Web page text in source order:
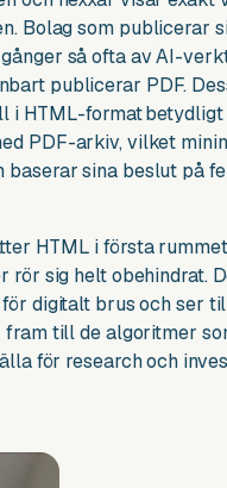
Bolag som publicerar
så ofta av AI-
publicerar PDF.
i HTML-format
PDF-arkiv, vilket
baserar sina beslut på
HTML i första
rör sig helt obehindrat.
digitalt brus och ser
fram till de algoritmer
för research och